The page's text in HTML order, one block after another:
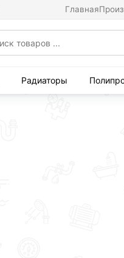
Главная
Радиаторы